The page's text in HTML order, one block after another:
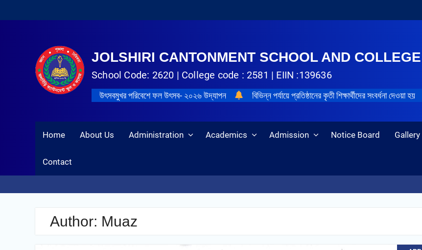
JOLSHIRI CANTONMENT SCHOOL AND COLLEGE
School Code: 2620 | College code : 2581 | EIIN :139636
উৎসবমুখর পরিবেশে ফল উৎসব- ২০২৬ উদ্‌যাপন বিভিন্ন পর্যায়ে প্রতিষ্ঠানের কৃতী শিক্ষার্থীদের সংবর্ধনা দেওয়া হয়
Home About Us Administration Academics Admission Notice Board Gallery
Contact
Author: Muaz